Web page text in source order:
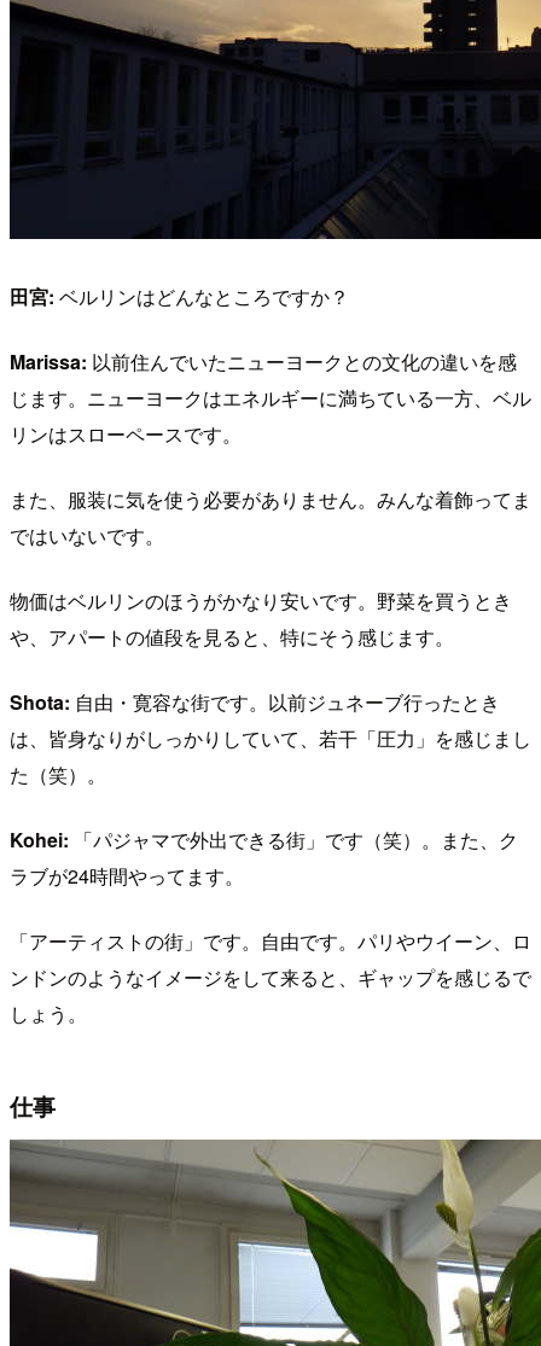
田宮: ベルリンはどんなところですか？
Marissa: 以前住んでいたニューヨークとの文化の違いを感
じます。ニューヨークはエネルギーに満ちている一方、ベル
リンはスローペースです。
また、服装に気を使う必要がありません。みんな着飾ってま
ではいないです。
物価はベルリンのほうがかなり安いです。野菜を買うとき
や、アパートの値段を見ると、特にそう感じます。
Shota: 自由・寛容な街です。以前ジュネーブ行ったとき
は、皆身なりがしっかりしていて、若干「圧力」を感じまし
た（笑）。
Kohei: 「パジャマで外出できる街」です（笑）。また、ク
ラブが24時間やってます。
「アーティストの街」です。自由です。パリやウイーン、ロ
ンドンのようなイメージをして来ると、ギャップを感じるで
しょう。
仕事